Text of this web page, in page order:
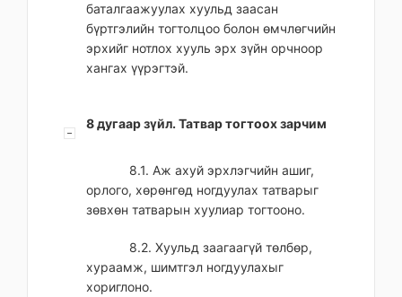
баталгаажуулах хуульд заасан
бүртгэлийн тогтолцоо болон өмчлөгчийн
эрхийг нотлох хууль эрх зүйн орчноор
хангах үүрэгтэй.
8 дугаар зүйл. Татвар тогтоох зарчим
8.1. Аж ахуй эрхлэгчийн ашиг,
орлого, хөрөнгөд ногдуулах татварыг
зөвхөн татварын хуулиар тогтооно.
8.2. Хуульд заагаагүй төлбөр,
хураамж, шимтгэл ногдуулахыг
хориглоно.